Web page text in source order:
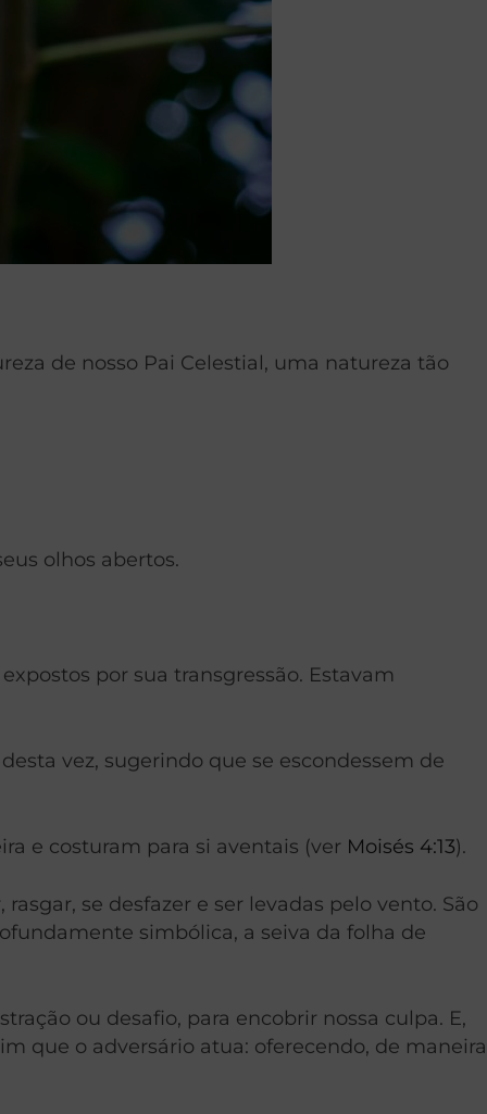
de nosso Pai Celestial, uma natureza tão
olhos abertos.
por sua transgressão. Estavam
vez, sugerindo que se escondessem de
e costuram para si aventais (ver Moisés 4:13).
se desfazer e ser levadas pelo vento. São
simbólica, a seiva da folha de
ou desafio, para encobrir nossa culpa. E,
que o adversário atua: oferecendo, de maneira